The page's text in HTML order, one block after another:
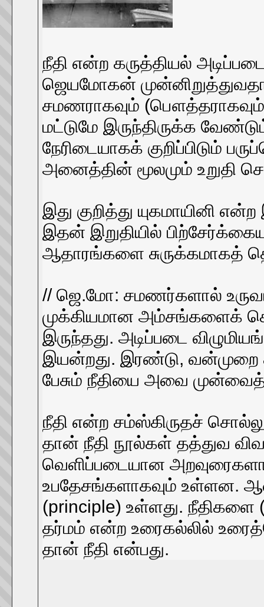
நீதி என்ற கருத்தியல்
ஜெயமோகன்
சமணராகவும் (பௌத்தராகவும்)
மட்டுமே இருந்திருக்க
நேரிடையாகக்
அனைத்தின் மூலமும் உறுதி
இது குறித்து யுகமாயினி
இதன் இறுதியில்
ஆதாரங்களை சுருக்கமாகத்
// ஜெ.மோ: சமணர்களால்
முக்கியமான அம்சங்களைக்
இருந்தது. அடிப்படை
இயன்றது. இரண்டு, வன்முறை
பேசும் நீதியை அவை
நீதி என்ற சம்ஸ்கிருதச்
தான் நீதி நூல்கள் தத்துவ
வெளிப்படையான
உபதேசங்களாகவும் உள்ளன.
(principle) உள்ளது.
தர்மம் என்ற உரைகல்லில்
தான் நீதி என்பது.